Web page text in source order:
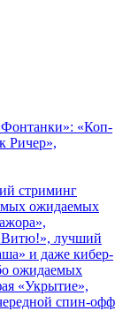
«Коп-
Ричер»,
стриминг
ожидаемых
Витю!», лучший
и даже кибер-
ожидаемых
«Укрытие»,
спин-офф